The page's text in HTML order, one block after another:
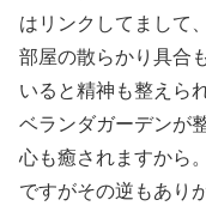
はリンクしてまして、
部屋の散らかり具合
いると精神も整えら
ベランダガーデンが
心も癒されますから。
ですがその逆もあり